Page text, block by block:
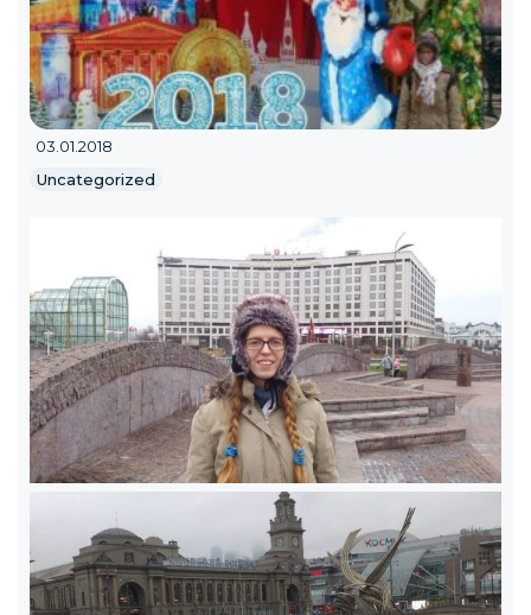
03.01.2018
Uncategorized